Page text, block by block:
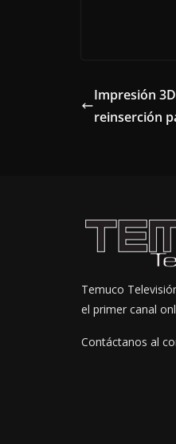
Impresión
reinserción
Temuco
el primer canal
Contáctanos al